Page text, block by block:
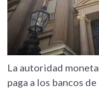
La autoridad
paga a los bancos